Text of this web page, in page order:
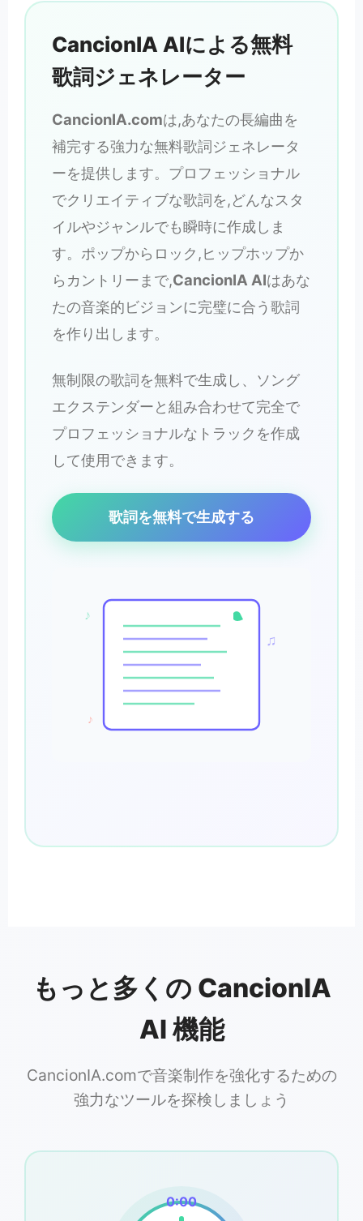
CancionIA AIによる無料
歌詞ジェネレーター
CancionIA.comは,あなたの長編曲を
補完する強力な無料歌詞ジェネレータ
ーを提供します。プロフェッショナル
でクリエイティブな歌詞を,どんなスタ
イルやジャンルでも瞬時に作成しま
す。ポップからロック,ヒップホップか
らカントリーまで,CancionIA AIはあな
たの音楽的ビジョンに完璧に合う歌詞
を作り出します。
無制限の歌詞を無料で生成し、ソング
エクステンダーと組み合わせて完全で
プロフェッショナルなトラックを作成
して使用できます。
歌詞を無料で生成する
♪
♫
♪
もっと多くの CancionIA
AI 機能
CancionIA.comで音楽制作を強化するための
強力なツールを探検しましょう
0:00